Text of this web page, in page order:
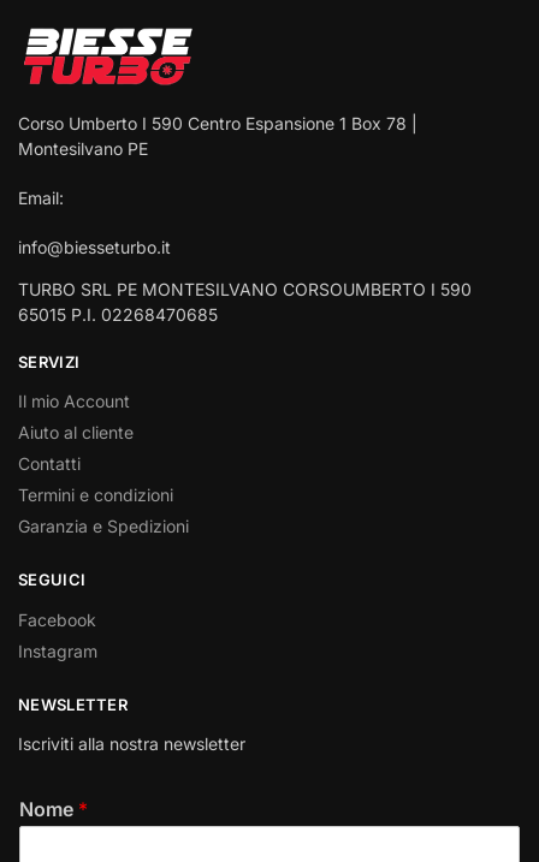
Corso Umberto I 590 Centro Espansione 1 Box 78 |
Montesilvano PE
Email:
info@biesseturbo.it
TURBO SRL PE MONTESILVANO CORSOUMBERTO I 590
65015 P.I. 02268470685
SERVIZI
Il mio Account
Aiuto al cliente
Contatti
Termini e condizioni
Garanzia e Spedizioni
SEGUICI
Facebook
Instagram
NEWSLETTER
Iscriviti alla nostra newsletter
Nome *